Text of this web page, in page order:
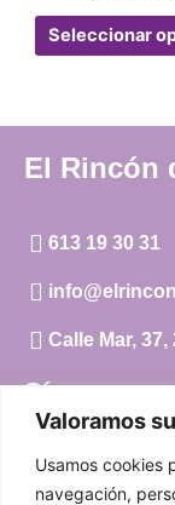
Valoramos
Usamos cookies
navegación,
Seleccionar
El Rincón
613 19 30 31
Calle Mar,
Síguenos
Facebook